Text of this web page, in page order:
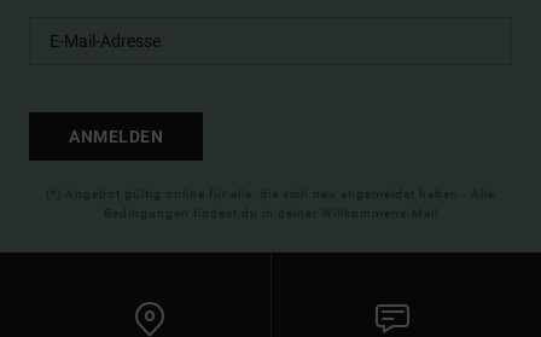
ANMELDEN
(*) Angebot gültig online für alle, die sich neu angemeldet haben - Alle
Bedingungen findest du in deiner Willkommens-Mail